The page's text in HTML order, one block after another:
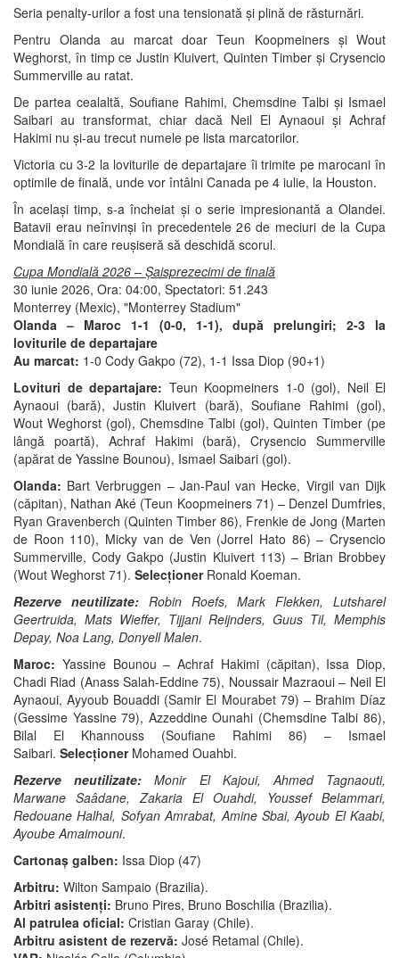
Seria penalty-urilor a fost una tensionată și plină de răsturnări.
Pentru Olanda au marcat doarTeun Koopmeinersși Wout
Weghorst, în timp ceJustin Kluivert, Quinten Timber șiCrysencio
Summerville au ratat.
De partea cealaltă, Soufiane Rahimi, Chemsdine Talbi și Ismael
Saibari au transformat, chiar dacă Neil El Aynaoui și Achraf
Hakimi nu și-au trecut numele pe lista marcatorilor.
Victoria cu 3-2 la loviturile de departajare îi trimite pe marocani în
optimile de finală, unde vor întâlni Canada pe 4 iulie, la Houston.
În același timp, s-a încheiat și o serie impresionantă a Olandei.
Batavii erau neînvinși în precedentele 26 de meciuri de la Cupa
Mondială în care reușiseră să deschidă scorul.
Cupa Mondială 2026 – Șaisprezecimi de finală
30 iunie 2026, Ora: 04:00, Spectatori: 51.243
Monterrey (Mexic), "Monterrey Stadium"
Olanda – Maroc 1-1 (0-0, 1-1), după prelungiri; 2-3 la
loviturile de departajare
Au marcat: 1-0 Cody Gakpo (72), 1-1 Issa Diop (90+1)
Lovituri de departajare: Teun Koopmeiners 1-0 (gol), Neil El
Aynaoui (bară), Justin Kluivert (bară), Soufiane Rahimi (gol),
Wout Weghorst (gol), Chemsdine Talbi (gol), Quinten Timber (pe
lângă poartă), Achraf Hakimi (bară), Crysencio Summerville
(apărat de Yassine Bounou), Ismael Saibari (gol).
Olanda: Bart Verbruggen – Jan-Paul van Hecke, Virgil van Dijk
(căpitan), Nathan Aké (Teun Koopmeiners 71) – Denzel Dumfries,
Ryan Gravenberch (Quinten Timber 86), Frenkie de Jong (Marten
de Roon 110), Micky van de Ven (Jorrel Hato 86) – Crysencio
Summerville, Cody Gakpo (Justin Kluivert 113) – Brian Brobbey
(Wout Weghorst 71). SelecționerRonald Koeman.
Rezerve neutilizate: Robin Roefs, Mark Flekken, Lutsharel
Geertruida, Mats Wieffer, Tijjani Reijnders, Guus Til, Memphis
Depay, Noa Lang, Donyell Malen.
Maroc: Yassine Bounou – Achraf Hakimi (căpitan), Issa Diop,
Chadi Riad (Anass Salah-Eddine 75), Noussair Mazraoui – Neil El
Aynaoui, Ayyoub Bouaddi (Samir El Mourabet 79) – Brahim Díaz
(Gessime Yassine 79), Azzeddine Ounahi (Chemsdine Talbi 86),
Bilal El Khannouss (Soufiane Rahimi 86) – Ismael
Saibari. SelecționerMohamed Ouahbi.
Rezerve neutilizate:Monir El Kajoui, Ahmed Tagnaouti,
Marwane Saâdane, Zakaria El Ouahdi, Youssef Belammari,
Redouane Halhal, Sofyan Amrabat, Amine Sbai, Ayoub El Kaabi,
Ayoube Amaimouni.
Cartonaș galben: Issa Diop (47)
Arbitru: Wilton Sampaio (Brazilia).
Arbitri asistenți: Bruno Pires, Bruno Boschilia (Brazilia).
Al patrulea oficial: Cristian Garay (Chile).
Arbitru asistent de rezervă: José Retamal (Chile).